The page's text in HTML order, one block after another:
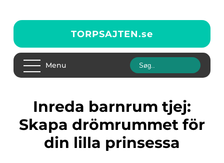
TORPSAJTEN.se
Menu
Inreda barnrum tjej:
Skapa drömrummet för
din lilla prinsessa